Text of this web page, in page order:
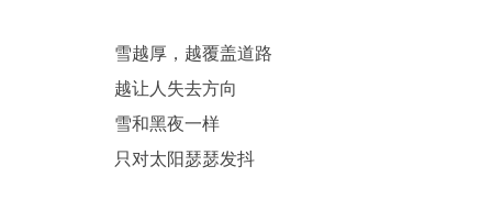
雪越厚，越覆盖道路
越让人失去方向
雪和黑夜一样
只对太阳瑟瑟发抖